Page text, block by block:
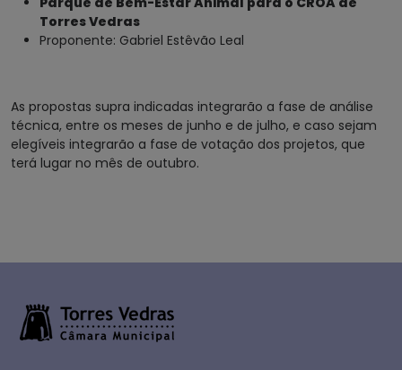
Torres Vedras
Proponente: Gabriel Estêvão Leal
As propostas supra indicadas integrarão a fase de análise
técnica, entre os meses de junho e de julho, e caso sejam
elegíveis integrarão a fase de votação dos projetos, que
terá lugar no mês de outubro.